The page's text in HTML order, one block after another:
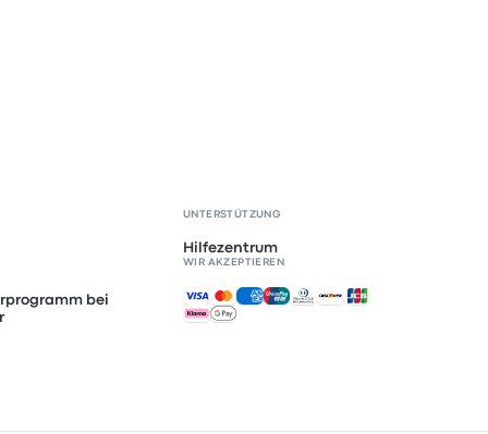
bei
UNTERSTÜTZUNG
Hilfezentrum
WIR AKZEPTIEREN
Akzeptierte Zahlungsmethoden